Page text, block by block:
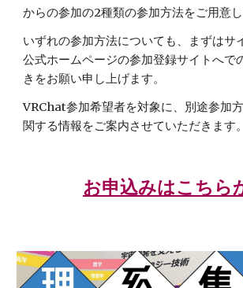
からの参加の2種類の参加方法をご用意し
いずれの参加方法についても、まずはサ
公式ホームページの参加登録サイトへで
きをお願い申し上げます。
VRChat参加希望者を対象に、別途参加
関する情報をご案内させていただきます。
お申込みはこちら